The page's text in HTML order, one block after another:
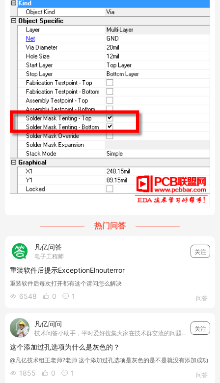
热门问答
凡亿问答
电子工程师
关注
重装软件后提示ExceptionElnouterror
重装软件后每次打开都有这个请问怎么解决
 6548  0  1 问答
凡亿问问
技术问答小助手，平时爱好搜集大家在技术群交流的问题，并和我们凡亿教育的工程师小哥哥们一起详细解答搜集的技术问题，让电子设计的工程师们少走弯路，遇到问题搜一搜就能够得到答案~我们一起加油！
关注
这个添加过孔选项为什么是灰色的？
@凡亿技术组王老师?老师 这个添加过孔选项是灰色的是不是就没有添加成功
 1855  0  1 问答